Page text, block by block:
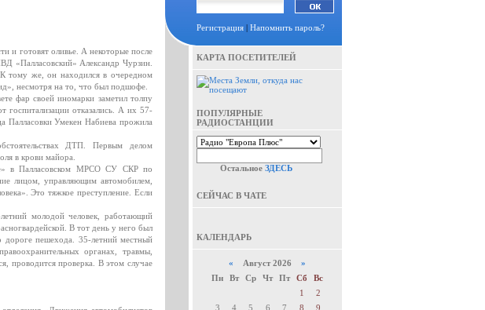
и готовят оливье. А некоторые после
«Палласовский» Александр Чурзин.
тому же, он находился в очередном
несмотря на то, что был подшофе.
фар своей иномарки заметил толпу
отказались. А их 57-
Палласовки Умекен Набиева прожила
ДТП. Первым делом
в крови майора.
в Палласовском МРСО СУ СКР по
лицом, управляющим автомобилем,
Это тяжкое преступление. Если
молодой человек, работающий
В тот день у него был
пешехода. 35-летний местный
органах, травмы,
проводится проверка. В этом случае
Регистрация | Напомнить пароль?
КАРТА ПОСЕТИТЕЛЕЙ
ПОПУЛЯРНЫЕ
РАДИОСТАНЦИИ
Остальное ЗДЕСЬ
СЕЙЧАС В ЧАТЕ
КАЛЕНДАРЬ
« Август 2026 »
Пн
Вт Ср Чт Пт Сб
Вс
1
2
3
4 5 6 7 8
9